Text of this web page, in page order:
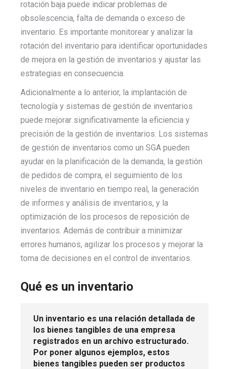
rotación baja puede indicar problemas de
obsolescencia, falta de demanda o exceso de
inventario. Es importante monitorear y analizar la
rotación del inventario para identificar oportunidades
de mejora en la gestión de inventarios y ajustar las
estrategias en consecuencia.
Adicionalmente a lo anterior, la implantación de
tecnología y sistemas de gestión de inventarios
puede mejorar significativamente la eficiencia y
precisión de la gestión de inventarios. Los sistemas
de gestión de inventarios como un SGA pueden
ayudar en la planificación de la demanda, la gestión
de pedidos de compra, el seguimiento de los
niveles de inventario en tiempo real, la generación
de informes y análisis de inventarios, y la
optimización de los procesos de reposición de
inventarios. Además de contribuir a minimizar
errores humanos, agilizar los procesos y mejorar la
toma de decisiones en el control de inventarios.
Qué es un inventario
Un inventario es una relación detallada de
los bienes tangibles de una empresa
registrados en un archivo estructurado.
Por poner algunos ejemplos, estos
bienes tangibles pueden ser productos